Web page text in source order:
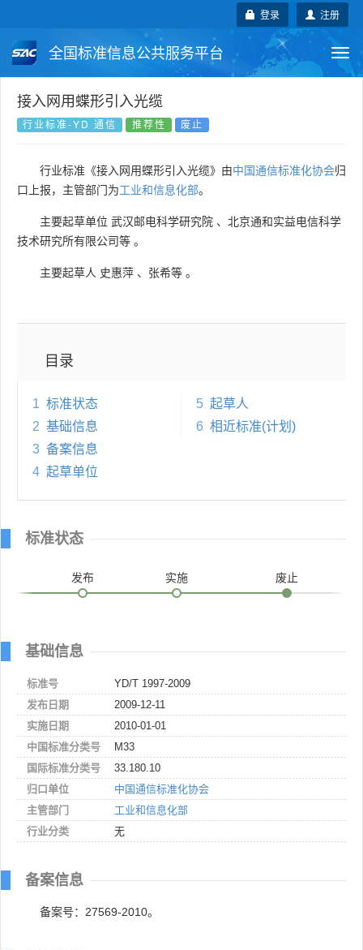
注册
登录
全国标准信息公共服务平台
国家标准 行业标准
国外标准 技术委员会
接入网用蝶形引入光缆
行业标准-YD 通信 推荐性 废止
行业标准《接入网用蝶形引入光缆》由中国通信标准化协会归
口上报，主管部门为工业和信息化部。
主要起草单位 武汉邮电科学研究院 、 北京通和实益电信科学
技术研究所有限公司等 。
主要起草人 史惠萍 、 张希等 。
目录
1 标准状态
2 基础信息
3 备案信息
4 起草单位
5 起草人
6 相近标准(计划)
标准状态
发布 实施 废止
基础信息
标准号
YD/T 1997-2009
发布日期
2009-12-11
实施日期
2010-01-01
中国标准分类号
M33
国际标准分类号
33.180.10
归口单位
中国通信标准化协会
主管部门
工业和信息化部
行业分类
无
备案信息
备案号：27569-2010。